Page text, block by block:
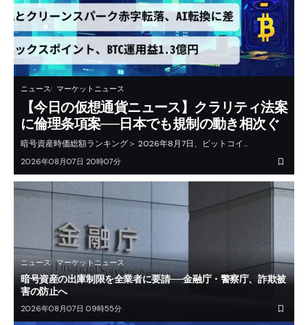
ニュース マーケットニュース
【今日の仮想通貨ニュース】クラリティ法案
に倫理条項案──日本でも規制の動き相次ぐ
暗号資産時価総額ランキング＞ 2026年8月7日、ビットコイ…
2026年08月07日 20時07分
ニュース マーケットニュース
暗号資産の出庫制限を全業者に要請──金融庁・警察庁、詐欺被
害の防止へ
2026年08月07日 09時55分